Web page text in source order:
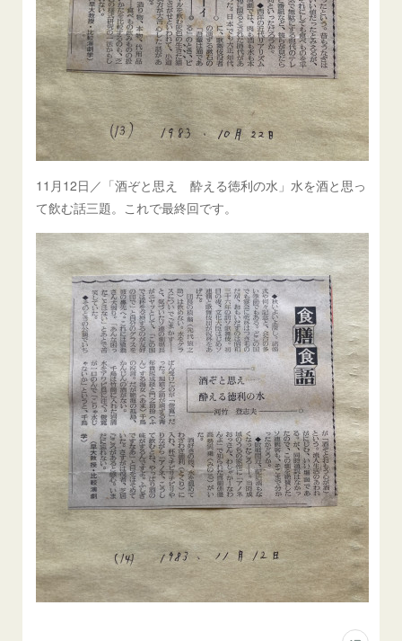
11月12日／「酒ぞと思え 酔える徳利の水」水を酒と思っ
て飲む話三題。これで最終回です。